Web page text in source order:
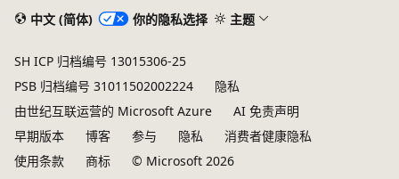
中文 (简体) 你的隐私选择 主题
SH ICP 归档编号 13015306-25
PSB 归档编号 31011502002224
隐私
由世纪互联运营的 Microsoft Azure
AI 免责声明
早期版本
博客 参与 隐私
消费者健康隐私
使用条款
商标 © Microsoft 2026